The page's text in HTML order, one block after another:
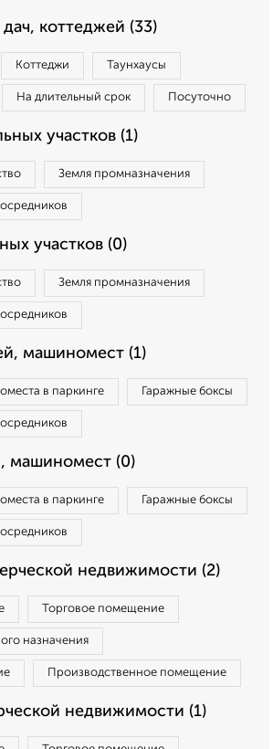
коттеджей (33)
Коттеджи Таунхаусы
На длительный срок Посуточно
участков (1)
Земля промназначения
участков (0)
Земля промназначения
машиномест (1)
в паркинге Гаражные боксы
машиномест (0)
в паркинге Гаражные боксы
недвижимости (2)
Торговое помещение
назначения
Производственное помещение
недвижимости (1)